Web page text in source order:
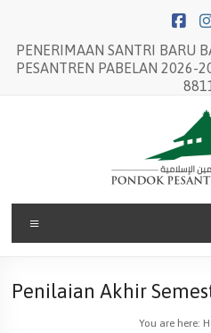
content
PENERIMAAN SANTRI BARU
PESANTREN PABELAN
Balai
Pendidikan
Pondok
Pesantren
Penilaian Akhir
You are here: